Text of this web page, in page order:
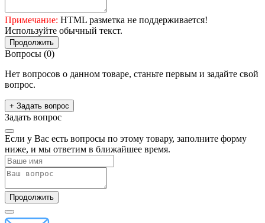
Примечание: HTML разметка не поддерживается!
Используйте обычный текст.
Продолжить
Вопросы (0)
Нет вопросов о данном товаре, станьте первым и задайте свой
вопрос.
+ Задать вопрос
Задать вопрос
Если у Вас есть вопросы по этому товару, заполните форму
ниже, и мы ответим в ближайшее время.
Продолжить